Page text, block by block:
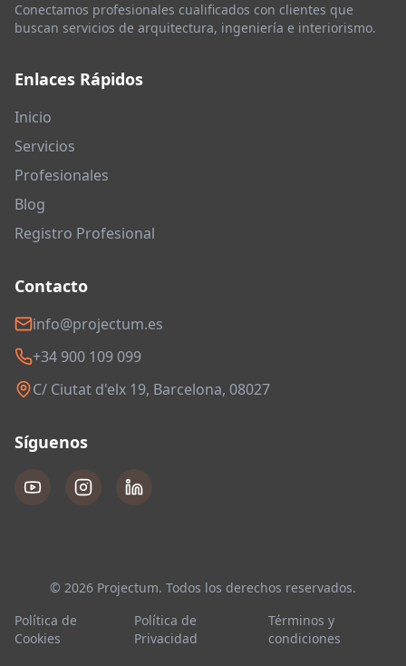
Conectamos profesionales cualificados con clientes que
buscan servicios de arquitectura, ingeniería e interiorismo.
Enlaces Rápidos
Inicio
Servicios
Profesionales
Blog
Registro Profesional
Contacto
info@projectum.es
+34 900 109 099
C/ Ciutat d'elx 19, Barcelona, 08027
Síguenos
© 2026 Projectum. Todos los derechos reservados.
Política de
Cookies
Política de
Privacidad
Términos y
condiciones